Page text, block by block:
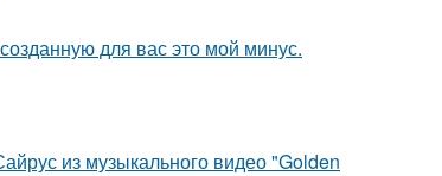
для вас это мой минус.
из музыкального видео "Golden